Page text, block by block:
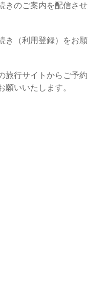
きのご案内を配信させ
き（利用登録）をお願
旅行サイトからご予約
いいたします。